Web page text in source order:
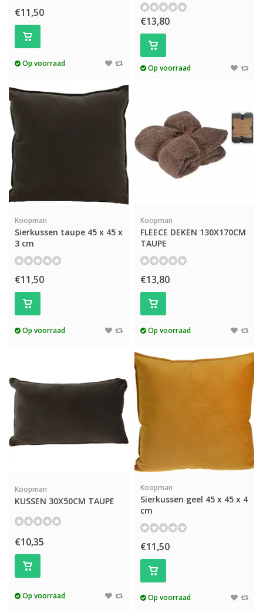
€11,50
Op voorraad
€13,80
Op voorraad
Koopman
Sierkussen taupe 45 x 45 x
3 cm
€11,50
Op voorraad
Koopman
FLEECE DEKEN 130X170CM
TAUPE
€13,80
Op voorraad
Koopman
KUSSEN 30X50CM TAUPE
€10,35
Op voorraad
Koopman
Sierkussen geel 45 x 45 x 4
cm
€11,50
Op voorraad